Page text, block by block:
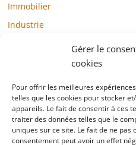
Gérer le
cookies
Pour offrir les meilleures
telles que les cookies pour stocker
appareils. Le fait de consentir à ces
traiter des données telles que le
uniques sur ce site. Le fait de ne
consentement peut avoir un effet
Immobilier
Industrie
Mode / Beauté / Bien-être
Santé
Société